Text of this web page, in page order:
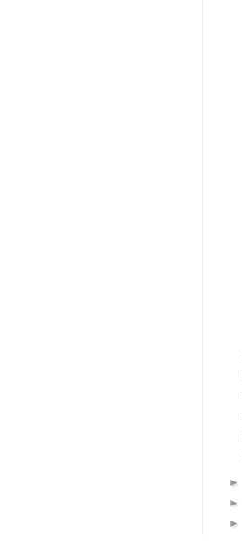
►
►
►